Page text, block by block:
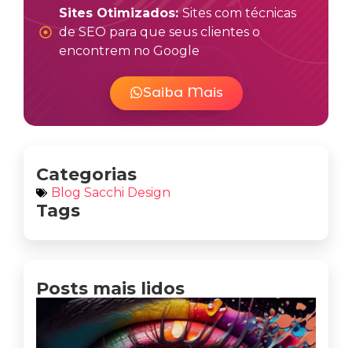
Sites Otimizados: Sites com técnicas
de SEO para que seus clientes o
encontrem no Google
Saiba Mais
Categorias
Blog Sacchi Design
Tags
Posts mais lidos